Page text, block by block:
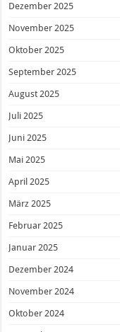
Dezember 2025
November 2025
Oktober 2025
September 2025
August 2025
Juli 2025
Juni 2025
Mai 2025
April 2025
März 2025
Februar 2025
Januar 2025
Dezember 2024
November 2024
Oktober 2024